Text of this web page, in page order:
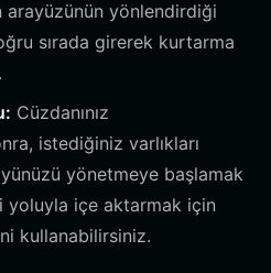
arayüzünün yönlendirdiği
sırada girerek kurtarma
Cüzdanınız
istediğiniz varlıkları
yönetmeye başlamak
yoluyla içe aktarmak için
kullanabilirsiniz.